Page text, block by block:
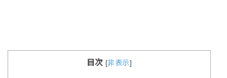
目次 [非表示]